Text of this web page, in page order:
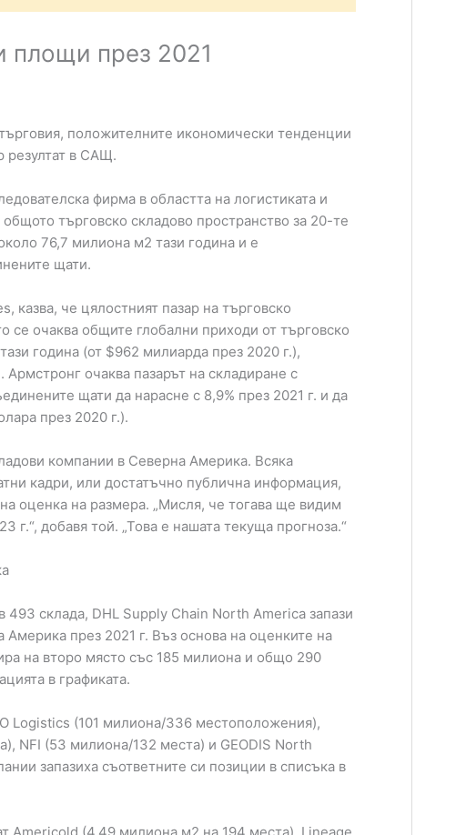
площи през 2021
положителните икономически тенденции
резултат в САЩ.
фирма в областта на логистиката и
търговско складово пространство за 20-те
76,7 милиона м2 тази година и е
щати.
казва, че цялостният пазар на търговско
се очаква общите глобални приходи от търговско
година (от $962 милиарда през 2020 г.),
очаква пазарът на складиране с
щати да нарасне с 8,9% през 2021 г. и да
през 2020 г.).
компании в Северна Америка. Всяка
кадри, или достатъчно публична информация,
оценка на размера. „Мисля, че тогава ще видим
г.“, добавя той. „Това е нашата текуща прогноза.“
склада, DHL Supply Chain North America запази
през 2021 г. Въз основа на оценките на
на второ място със 185 милиона и общо 290
в графиката.
Logistics (101 милиона/336 местоположения),
NFI (53 милиона/132 места) и GEODIS North
запазиха съответните си позиции в списъка в